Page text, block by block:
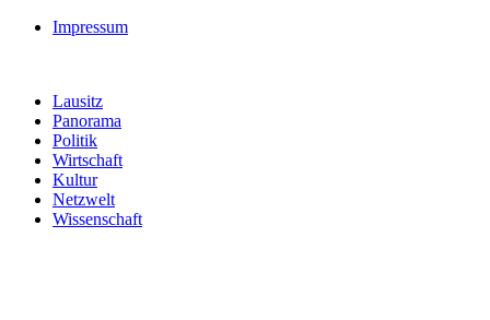
Impressum
Lausitz
Panorama
Politik
Wirtschaft
Kultur
Netzwelt
Wissenschaft